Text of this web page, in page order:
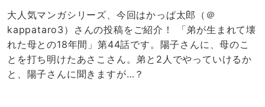
大人気マンガシリーズ、今回はかっぱ太郎（＠
kappataro3）さんの投稿をご紹介！ 「弟が生まれて壊
れた母との18年間」第44話です。陽子さんに、母のこ
とを打ち明けたあさこさん。弟と2人でやっていけるか
と、陽子さんに聞きますが…？